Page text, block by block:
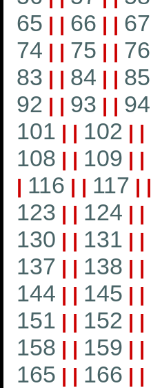
65 | | 66 | | 67
74 | | 75 | | 76
83 | | 84 | | 85
92 | | 93 | | 94
101 | | 102 | |
108 | | 109 | |
| 116 | | 117 | |
123 | | 124 | |
130 | | 131 | |
137 | | 138 | |
144 | | 145 | |
151 | | 152 | |
158 | | 159 | |
165 | | 166 | |